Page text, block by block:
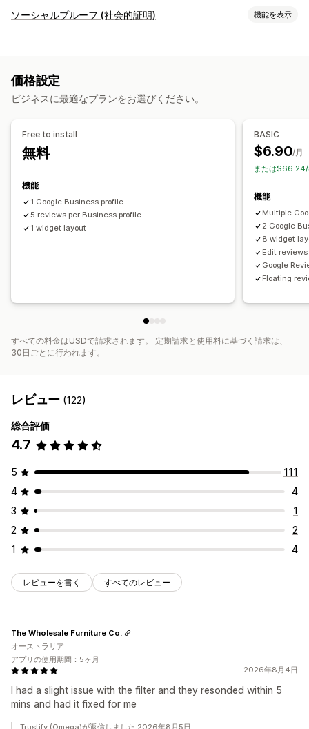
表示オプション
フォーム レビューの移行
ソーシャルプルーフ (社会的証明) 機能を表示
表示オプション
価格設定
ビジネスに最適なプランをお選びください。
Free to install
無料
機能
1 Google Business profile
5 reviews per Business profile
1 widget layout
BASIC
$6.90/月
または
機能
Multiple
2 Google
8 widget
Edit reviews
Google
Floating
すべての料金はUSDで請求されます。 定期請求と使用料に基づく請求は、
30日ごとに行われます。
レビュー (122)
総合評価
4.7
5
111
4
4
3
1
2
2
1
4
レビューを書く すべてのレビュー
2026年8月4日
I had a slight issue with the filter and they resonded within 5
mins and had it fixed for me
The Wholesale Furniture Co.
オーストラリア
アプリの使用期間：5ヶ月